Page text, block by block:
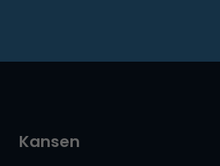
Kansen